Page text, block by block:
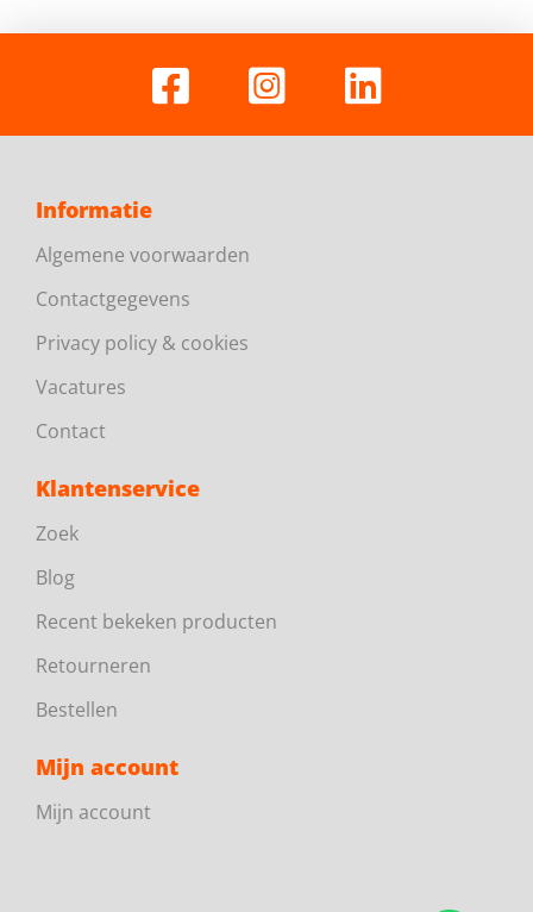
Informatie
Algemene voorwaarden
Contactgegevens
Privacy policy & cookies
Vacatures
Contact
Klantenservice
Zoek
Blog
Recent bekeken producten
Retourneren
Bestellen
Mijn account
Mijn account